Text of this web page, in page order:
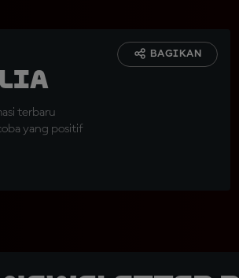
terbaru
yang positif
BAGIKAN